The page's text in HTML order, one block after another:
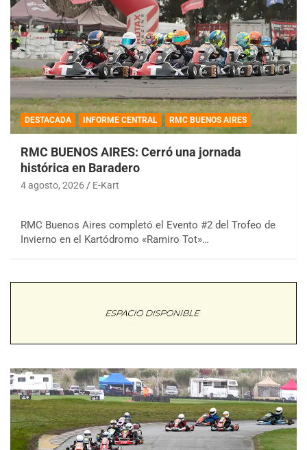
DESTACADA INFORME CENTRAL RMC BUENOS AIRES
RMC BUENOS AIRES: Cerró una jornada
histórica en Baradero
4 agosto, 2026 E-Kart
RMC Buenos Aires completó el Evento #2 del Trofeo de
Invierno en el Kartódromo «Ramiro Tot»…